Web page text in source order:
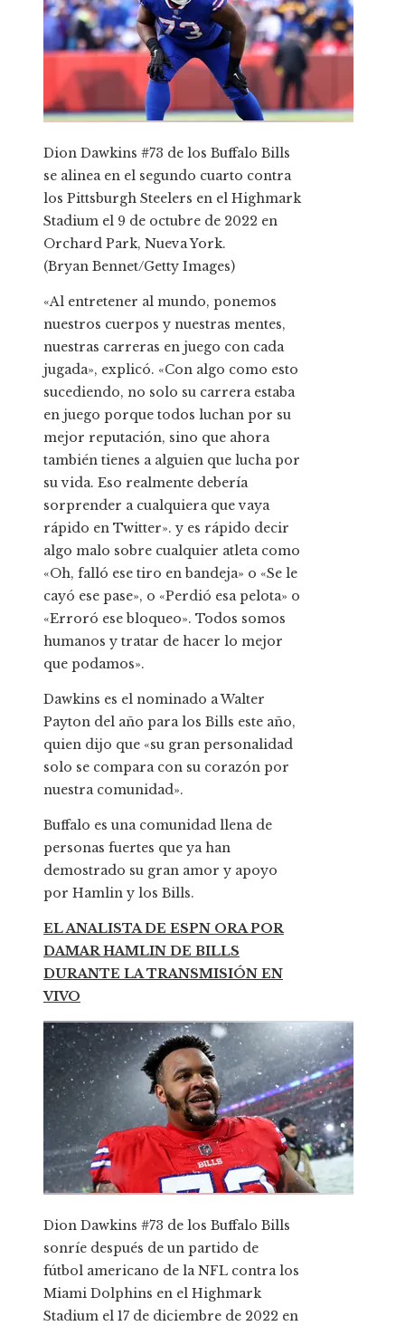
Dion Dawkins #73 de los Buffalo Bills
se alinea en el segundo cuarto contra
los Pittsburgh Steelers en el Highmark
Stadium el 9 de octubre de 2022 en
Orchard Park, Nueva York.
(Bryan Bennet/Getty Images)
«Al entretener al mundo, ponemos
nuestros cuerpos y nuestras mentes,
nuestras carreras en juego con cada
jugada», explicó. «Con algo como esto
sucediendo, no solo su carrera estaba
en juego porque todos luchan por su
mejor reputación, sino que ahora
también tienes a alguien que lucha por
su vida. Eso realmente debería
sorprender a cualquiera que vaya
rápido en Twitter». y es rápido decir
algo malo sobre cualquier atleta como
«Oh, falló ese tiro en bandeja» o «Se le
cayó ese pase», o «Perdió esa pelota» o
«Erroró ese bloqueo». Todos somos
humanos y tratar de hacer lo mejor
que podamos».
Dawkins es el nominado a Walter
Payton del año para los Bills este año,
quien dijo que «su gran personalidad
solo se compara con su corazón por
nuestra comunidad».
Buffalo es una comunidad llena de
personas fuertes que ya han
demostrado su gran amor y apoyo
por Hamlin y los Bills.
EL ANALISTA DE ESPN ORA POR
DAMAR HAMLIN DE BILLS
DURANTE LA TRANSMISIÓN EN
VIVO
Dion Dawkins #73 de los Buffalo Bills
sonríe después de un partido de
fútbol americano de la NFL contra los
Miami Dolphins en el Highmark
Stadium el 17 de diciembre de 2022 en